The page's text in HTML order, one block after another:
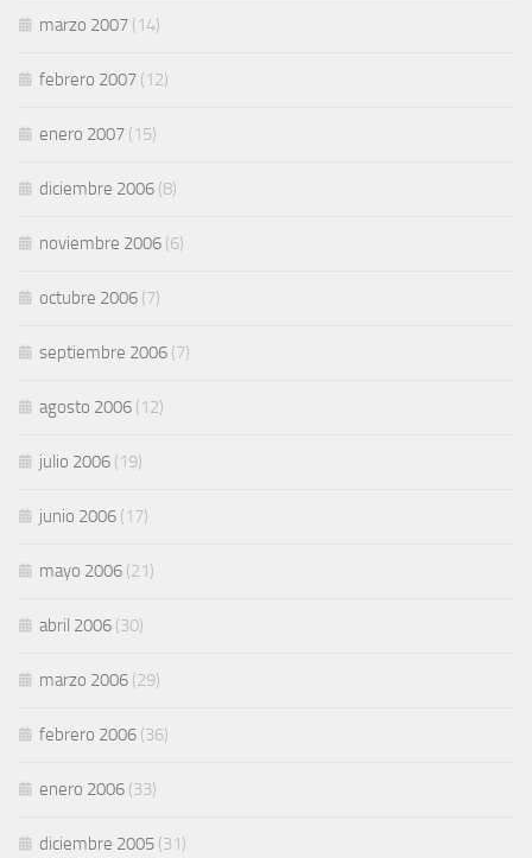
marzo 2007 (14)
febrero 2007 (12)
enero 2007 (15)
diciembre 2006 (8)
noviembre 2006 (6)
octubre 2006 (7)
septiembre 2006 (7)
agosto 2006 (12)
julio 2006 (19)
junio 2006 (17)
mayo 2006 (21)
abril 2006 (30)
marzo 2006 (29)
febrero 2006 (36)
enero 2006 (33)
diciembre 2005 (31)